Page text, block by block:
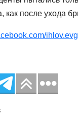
как после ухода